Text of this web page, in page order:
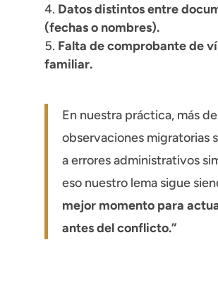
Datos distintos entre
(fechas o nombres).
Falta de comprobante de
familiar.
En nuestra práctica, más
observaciones migratorias
a errores administrativos
eso nuestro lema sigue
mejor momento para
antes del conflicto.”